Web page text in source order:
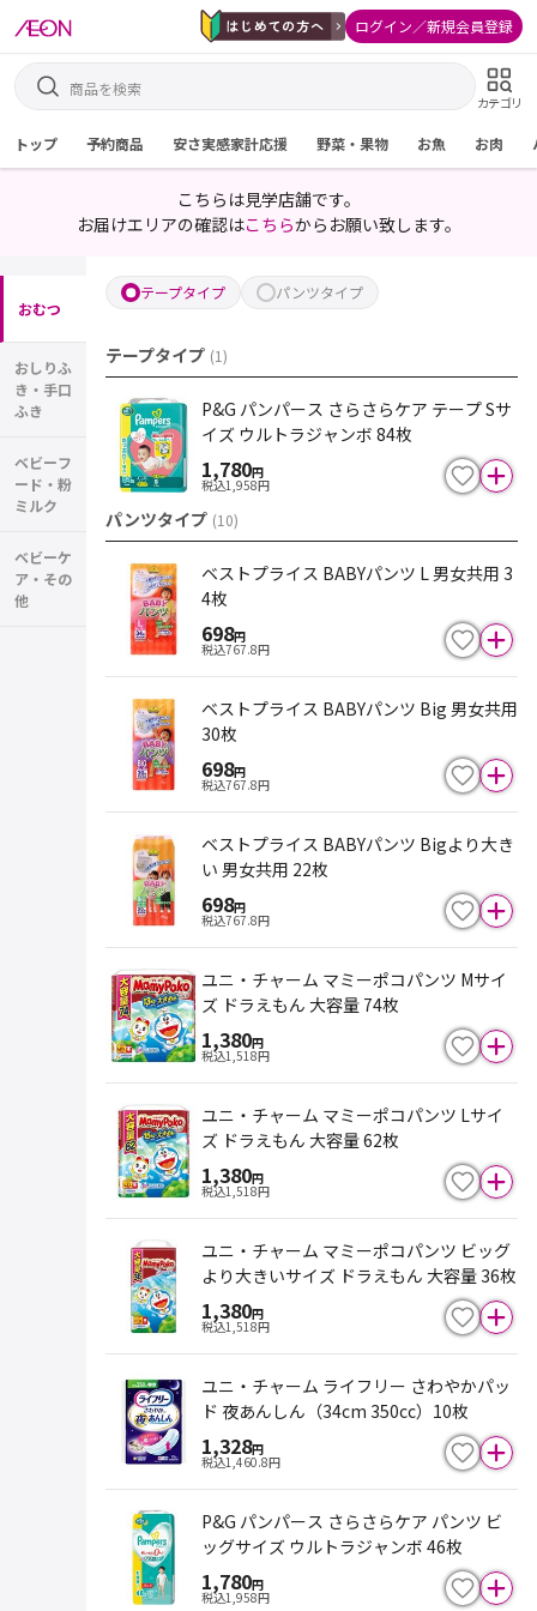
ログイン／新規会員登録
カテゴリ
トップ 予約商品 安さ実感家計応援 野菜・果物 お魚 お肉
こちらは見学店舗です。
お届けエリアの確認はこちらからお願い致します。
おむつ
おしりふ
き・手口
ふき
ベビーフ
ード・粉
ミルク
ベビーケ
ア・その
他
テープタイプ パンツタイプ
テープタイプ (1)
P&G パンパース さらさらケア テープ Sサ
イズ ウルトラジャンボ 84枚
1,780円
税込1,958円
パンツタイプ (10)
ベストプライス BABYパンツ L 男女共用 3
4枚
698円
税込767.8円
ベストプライス BABYパンツ Big 男女共用
30枚
698円
税込767.8円
ベストプライス BABYパンツ Bigより大き
い 男女共用 22枚
698円
税込767.8円
ユニ・チャーム マミーポコパンツ Mサイ
ズ ドラえもん 大容量 74枚
1,380円
税込1,518円
ユニ・チャーム マミーポコパンツ Lサイ
ズ ドラえもん 大容量 62枚
1,380円
税込1,518円
ユニ・チャーム マミーポコパンツ ビッグ
より大きいサイズ ドラえもん 大容量 36枚
1,380円
税込1,518円
ユニ・チャーム ライフリー さわやかパッ
ド 夜あんしん（34cm 350cc）10枚
1,328円
税込1,460.8円
P&G パンパース さらさらケア パンツ ビ
ッグサイズ ウルトラジャンボ 46枚
1,780円
税込1,958円